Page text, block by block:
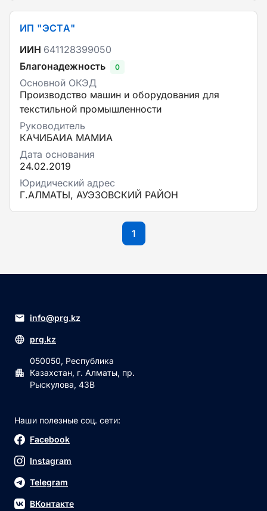
ИП "ЭСТА"
ИИН 641128399050
Благонадежность
0
Основной ОКЭД
Производство машин и оборудования для
текстильной промышленности
Руководитель
КАЧИБАИА МАМИА
Дата основания
24.02.2019
Юридический адрес
Г.АЛМАТЫ, АУЭЗОВСКИЙ РАЙОН
1
info@prg.kz
prg.kz
050050, Республика
Казахстан, г. Алматы, пр.
Рыскулова, 43В
Наши полезные соц. сети:
Facebook
Instagram
Telegram
ВКонтакте